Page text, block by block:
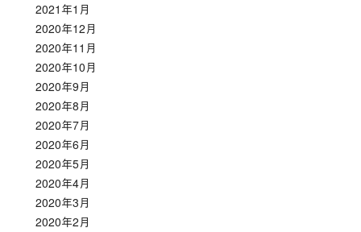
2021年1月
2020年12月
2020年11月
2020年10月
2020年9月
2020年8月
2020年7月
2020年6月
2020年5月
2020年4月
2020年3月
2020年2月